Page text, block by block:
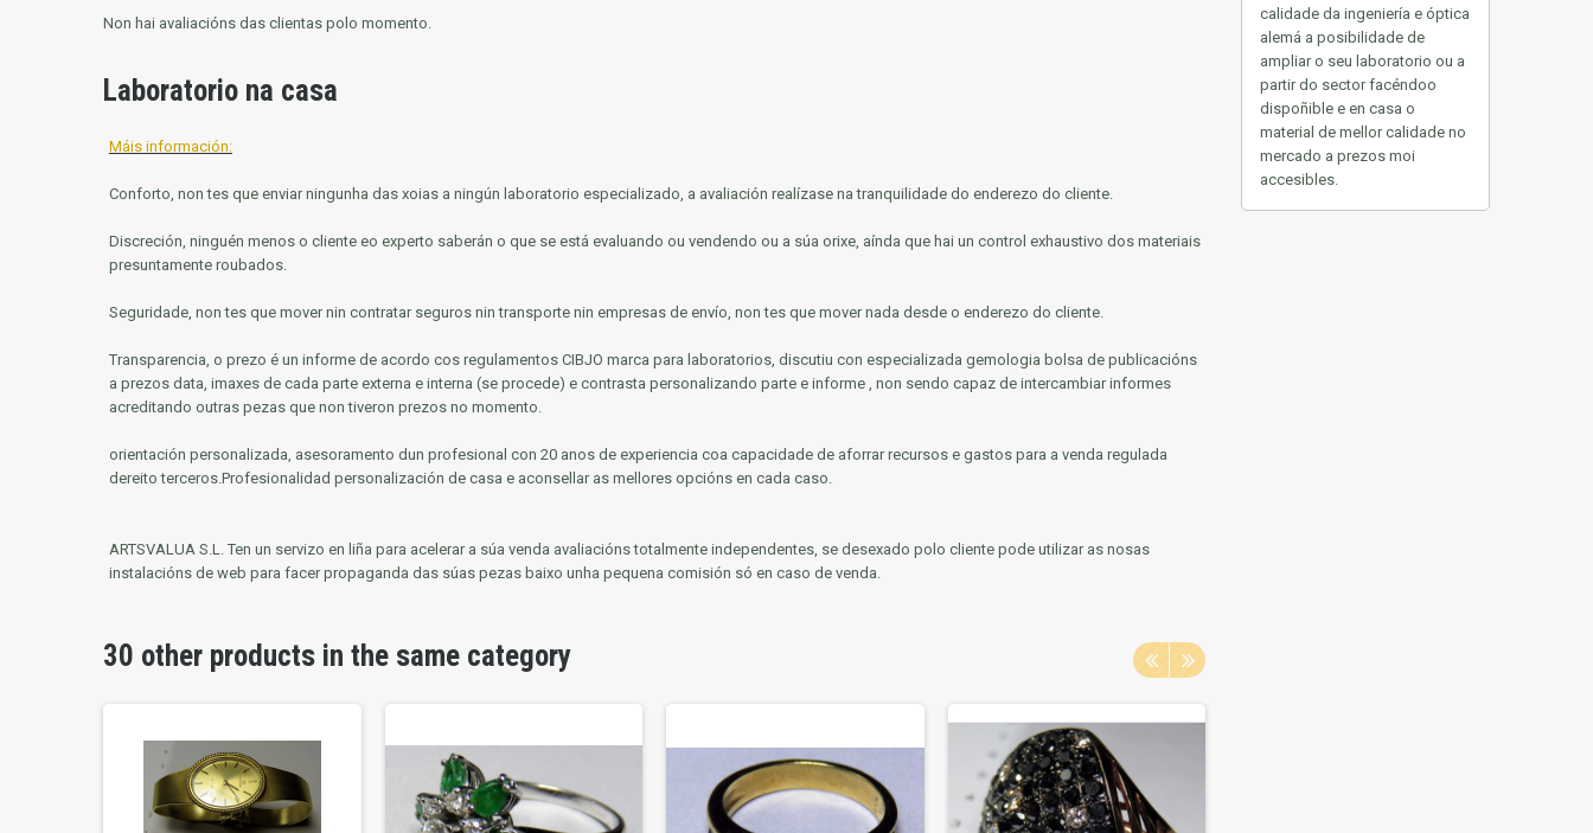
Non hai avaliacións das clientas polo momento.
Laboratorio na casa
Máis información:
Conforto, non tes que enviar ningunha das xoias a ningún laboratorio especializado, a avaliación realízase na tranquilidade do enderezo do cliente.
Discreción, ninguén menos o cliente eo experto saberán o que se está evaluando ou vendendo ou a súa orixe, aínda que hai un control exhaustivo dos materiais
presuntamente roubados.
Seguridade, non tes que mover nin contratar seguros nin transporte nin empresas de envío, non tes que mover nada desde o enderezo do cliente.
Transparencia, o prezo é un informe de acordo cos regulamentos CIBJO marca para laboratorios, discutiu con especializada gemologia bolsa de publicacións
a prezos data, imaxes de cada parte externa e interna (se procede) e contrasta personalizando parte e informe , non sendo capaz de intercambiar informes
acreditando outras pezas que non tiveron prezos no momento.
orientación personalizada, asesoramento dun profesional con 20 anos de experiencia coa capacidade de aforrar recursos e gastos para a venda regulada
dereito terceros.Profesionalidad personalización de casa e aconsellar as mellores opcións en cada caso.
ARTSVALUA S.L. Ten un servizo en liña para acelerar a súa venda avaliacións totalmente independentes, se desexado polo cliente pode utilizar as nosas
instalacións de web para facer propaganda das súas pezas baixo unha pequena comisión só en caso de venda.
30 other products in the same category
calidade da ingeniería e óptica
alemá a posibilidade de
ampliar o seu laboratorio ou a
partir do sector facéndoo
dispoñible e en casa o
material de mellor calidade no
mercado a prezos moi
accesibles.